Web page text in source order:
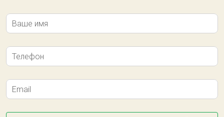
Ваше имя
Телефон
Email